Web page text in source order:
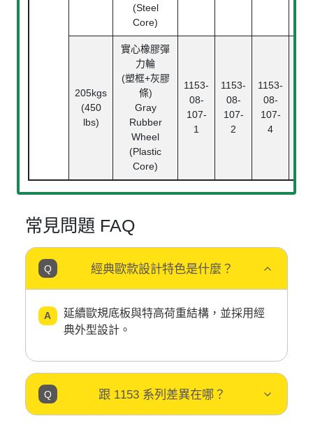
(Steel
Core)
205kgs
(450
lbs)
實心橡膠彈
力輪
(塑框+灰膠
條)
Gray
Rubber
Wheel
(Plastic
Core)
1153-
08-
107-
1
1153-
08-
107-
2
1153-
08-
107-
4
常見問題 FAQ
經典歐款設計特色是什麼？
延續歐規底板與特高荷重結構，並採用經
典外型設計。
跟 1153 系列差異在哪？